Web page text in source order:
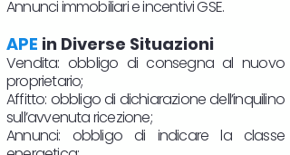
Annunci immobiliari e incentivi GSE.
APE in Diverse Situazioni
Vendita: obbligo di consegna al nuovo
proprietario;
Affitto: obbligo di dichiarazione dell’inquilino
sull’avvenuta ricezione;
Annunci: obbligo di indicare la classe